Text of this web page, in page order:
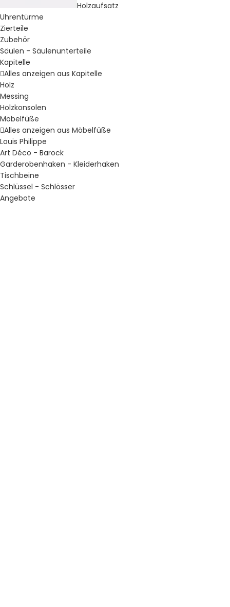
Holzaufsatz
Uhrentürme
Zierteile
Zubehör
Säulen - Säulenunterteile
Kapitelle
Alles anzeigen aus Kapitelle
Holz
Messing
Holzkonsolen
Möbelfüße
Alles anzeigen aus Möbelfüße
Louis Philippe
Art Déco - Barock
Garderobenhaken - Kleiderhaken
Tischbeine
Schlüssel - Schlösser
Angebote